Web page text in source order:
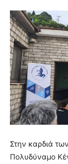
Στην καρδιά
Πολυδύναμο